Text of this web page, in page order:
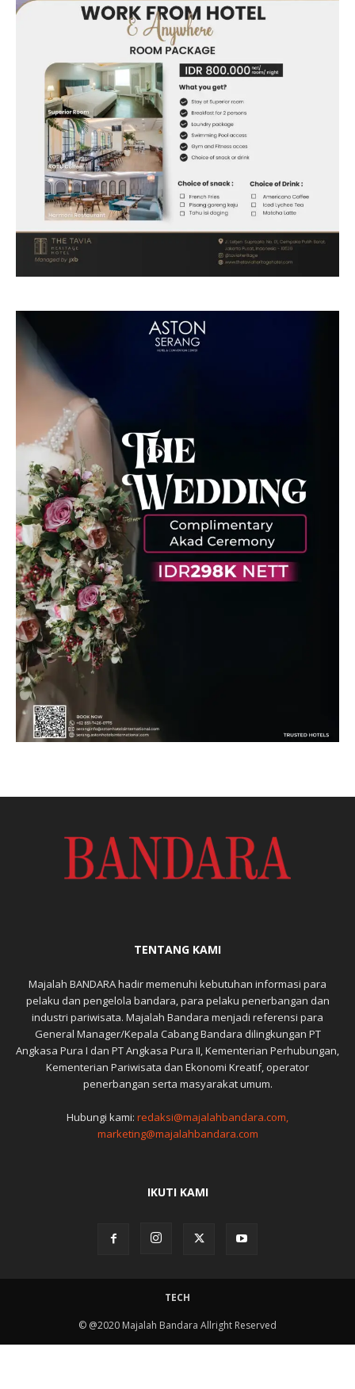
TENTANG KAMI
Majalah BANDARA hadir memenuhi kebutuhan informasi para
pelaku dan pengelola bandara, para pelaku penerbangan dan
industri pariwisata. Majalah Bandara menjadi referensi para
General Manager/Kepala Cabang Bandara dilingkungan PT
Angkasa Pura I dan PT Angkasa Pura II, Kementerian Perhubungan,
Kementerian Pariwisata dan Ekonomi Kreatif, operator
penerbangan serta masyarakat umum.
Hubungi kami: redaksi@majalahbandara.com,
marketing@majalahbandara.com
IKUTI KAMI
TECH
© @2020 Majalah Bandara Allright Reserved